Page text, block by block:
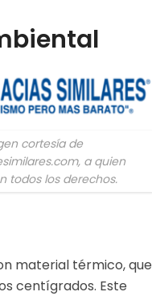
cortesía de
a quien
todos los derechos.
material térmico, que
centígrados. Este